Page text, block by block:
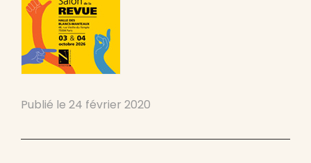
Publié le 24 février 2020